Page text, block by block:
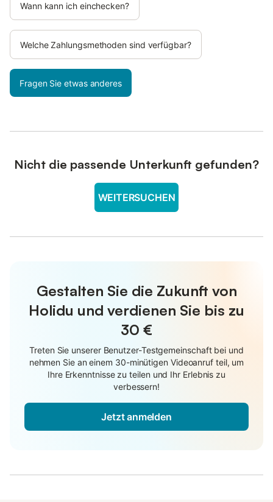
Wann kann ich einchecken?
Welche Zahlungsmethoden sind verfügbar?
Fragen Sie etwas anderes
Nicht die passende Unterkunft gefunden?
WEITERSUCHEN
Gestalten Sie die Zukunft von
Holidu und verdienen Sie bis zu
30 €
Treten Sie unserer Benutzer-Testgemeinschaft bei und
nehmen Sie an einem 30-minütigen Videoanruf teil, um
Ihre Erkenntnisse zu teilen und Ihr Erlebnis zu
verbessern!
Jetzt anmelden